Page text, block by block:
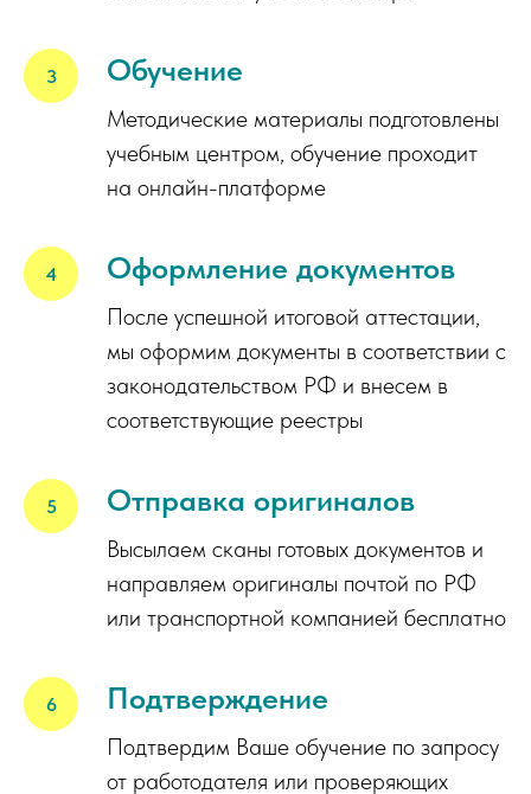
Обучение
Методические материалы подготовлены
учебным центром, обучение проходит
на онлайн-платформе
Оформление документов
После успешной итоговой аттестации,
мы оформим документы в соответствии с
законодательством РФ и внесем в
соответствующие реестры
Отправка оригиналов
Высылаем сканы готовых документов и
направляем оригиналы почтой по РФ
или транспортной компанией бесплатно
Подтверждение
Подтвердим Ваше обучение по запросу
от работодателя или проверяющих